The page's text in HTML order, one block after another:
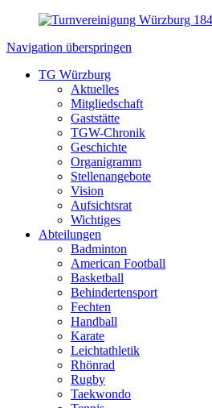
Navigation überspringen
TG Würzburg
Aktuelles
Mitgliedschaft
Gaststätte
TGW-Chronik
Geschichte
Organigramm
Stellenangebote
Vision
Aufsichtsrat
Wichtiges
Abteilungen
Badminton
American Football
Basketball
Behindertensport
Fechten
Handball
Karate
Leichtathletik
Rhönrad
Rugby
Taekwondo